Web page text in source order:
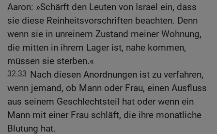
Aaron: »Schärft den Leuten von Israel ein, dass
sie diese Reinheitsvorschriften beachten. Denn
wenn sie in unreinem Zustand meiner Wohnung,
die mitten in ihrem Lager ist, nahe kommen,
müssen sie sterben.«
32-33 Nach diesen Anordnungen ist zu verfahren,
wenn jemand, ob Mann oder Frau, einen Ausfluss
aus seinem Geschlechtsteil hat oder wenn ein
Mann mit einer Frau schläft, die ihre monatliche
Blutung hat.